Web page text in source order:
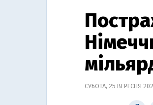
СУБОТА, 25 ВЕРЕСНЯ